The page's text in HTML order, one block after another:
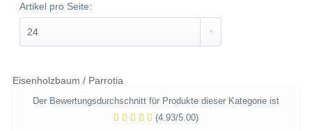
Artikel pro Seite:
Eisenholzbaum / Parrotia
Der Bewertungsdurchschnitt für Produkte dieser Kategorie ist
(4.93/5.00)